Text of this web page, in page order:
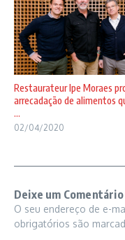
Restaurateur Ipe Moraes
arrecadação de alimentos
...
02/04/2020
Deixe um Comentário
O seu endereço de e-
obrigatórios são